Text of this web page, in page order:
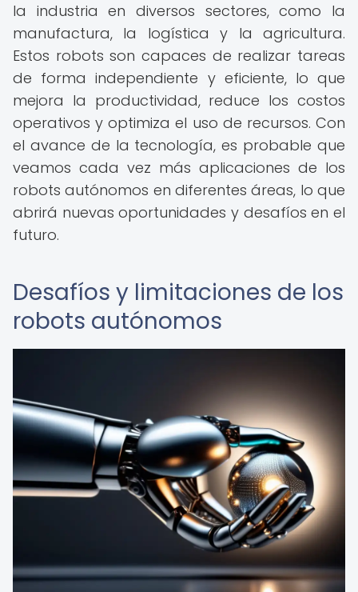
la industria en diversos sectores, como la
manufactura, la logística y la agricultura.
Estos robots son capaces de realizar tareas
de forma independiente y eficiente, lo que
mejora la productividad, reduce los costos
operativos y optimiza el uso de recursos. Con
el avance de la tecnología, es probable que
veamos cada vez más aplicaciones de los
robots autónomos en diferentes áreas, lo que
abrirá nuevas oportunidades y desafíos en el
futuro.
Desafíos y limitaciones de los
robots autónomos